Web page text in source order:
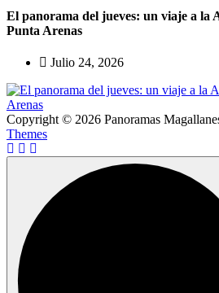
El panorama del jueves: un viaje a la
Punta Arenas
Julio 24, 2026
Copyright © 2026 Panoramas
Themes